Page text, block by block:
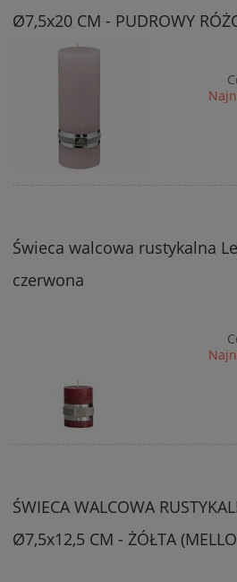
Ø7,5x20 CM - PUDROWY
Świeca walcowa rustykalna
czerwona
ŚWIECA WALCOWA
Ø7,5x12,5 CM - ŻÓŁTA